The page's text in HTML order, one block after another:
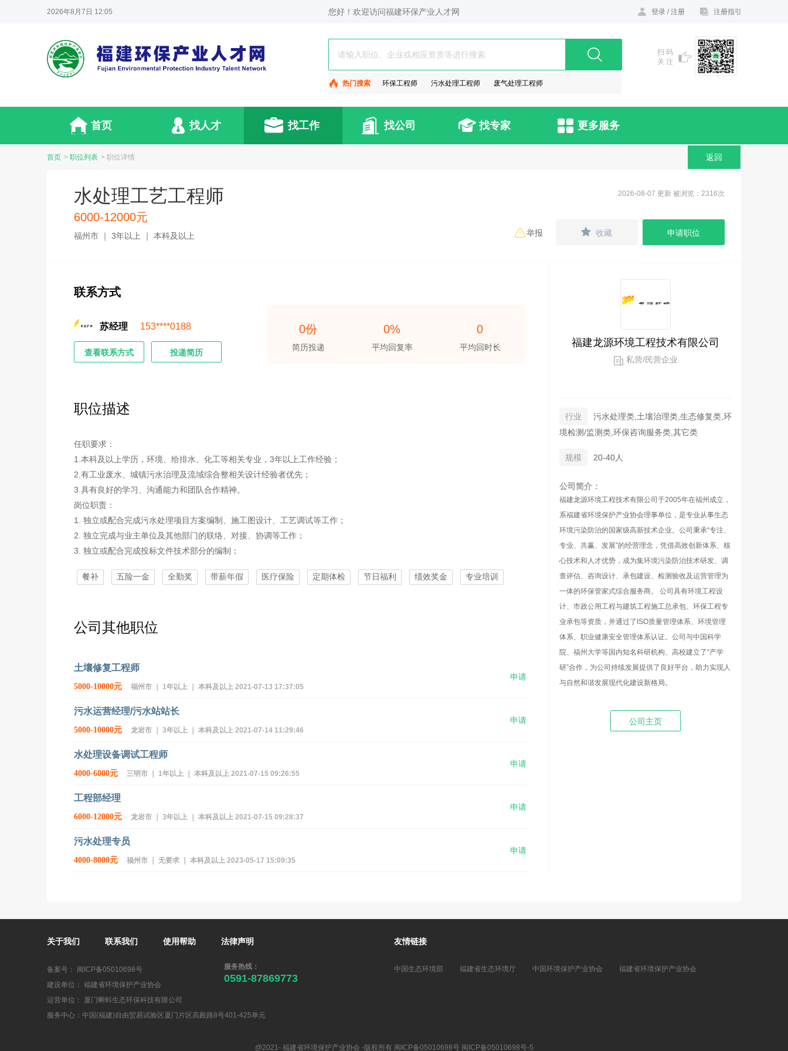
2026年8月7日 12:05 您好！欢迎访问福建环保产业人才网 登录/注册 注册指引
热门搜索 环保工程师 污水处理工程师 废气处理工程师
扫 码
关 注
首页 找人才 找工作 找公司 找专家 更多服务
首页 > 职位列表 > 职位详情 返回
水处理工艺工程师
6000-12000元
福州市 ｜ 3年以上 ｜ 本科及以上
2026-08-07 更新 被浏览：2316次
举报 收藏 申请职位
联系方式
苏经理 153****0188
查看联系方式 投递简历
0份
简历投递
0%
平均回复率
0
平均回时长
职位描述
任职要求：
1.本科及以上学历，环境、给排水、化工等相关专业，3年以上工作经验；
2.有工业废水、城镇污水治理及流域综合整相关设计经验者优先；
3.具有良好的学习、沟通能力和团队合作精神。
岗位职责：
1. 独立或配合完成污水处理项目方案编制、施工图设计、工艺调试等工作；
2. 独立完成与业主单位及其他部门的联络、对接、协调等工作；
3. 独立或配合完成投标文件技术部分的编制；
餐补 五险一金 全勤奖 带薪年假 医疗保险 定期体检 节日福利 绩效奖金 专业培训
公司其他职位
土壤修复工程师
5000-10000元 福州市 ｜ 1年以上 ｜ 本科及以上 2021-07-13 17:37:05
申请
污水运营经理/污水站站长
5000-10000元 龙岩市 ｜ 3年以上 ｜ 本科及以上 2021-07-14 11:29:46
申请
水处理设备调试工程师
4000-6000元 三明市 ｜ 1年以上 ｜ 本科及以上 2021-07-15 09:26:55
申请
工程部经理
6000-12000元 龙岩市 ｜ 3年以上 ｜ 本科及以上 2021-07-15 09:28:37
申请
污水处理专员
4000-8000元 福州市 ｜ 无要求 ｜ 本科及以上 2023-05-17 15:09:35
申请
福建龙源环境工程技术有限公司
私营/民营企业
行业
污水处理类,土壤治理类,生态修复类,环
境检测/监测类,环保咨询服务类,其它类
规模 20-40人
公司简介：
福建龙源环境工程技术有限公司于2005年在福州成立，
系福建省环境保护产业协会理事单位，是专业从事生态
环境污染防治的国家级高新技术企业。公司秉承“专注、
专业、共赢、发展”的经营理念，凭借高效创新体系、核
心技术和人才优势，成为集环境污染防治技术研发、调
查评估、咨询设计、承包建设、检测验收及运营管理为
一体的环保管家式综合服务商。 公司具有环境工程设
计、市政公用工程与建筑工程施工总承包、环保工程专
业承包等资质，并通过了ISO质量管理体系、环境管理
体系、职业健康安全管理体系认证。公司与中国科学
院、福州大学等国内知名科研机构、高校建立了“产学
研”合作，为公司持续发展提供了良好平台，助力实现人
与自然和谐发展现代化建设新格局。
公司主页
关于我们 联系我们 使用帮助 法律声明
备案号：
闽ICP备05010698号
建设单位： 福建省环境保护产业协会
运营单位： 厦门蝌蚪生态环保科技有限公司
服务中心：中国(福建)自由贸易试验区厦门片区高殿路8号401-425单元
服务热线：
0591-87869773
友情链接
中国生态环境部 福建省生态环境厅 中国环境保护产业协会 福建省环境保护产业协会
@2021- 福建省环境保护产业协会 -版权所有 闽ICP备05010698号 闽ICP备05010698号-5